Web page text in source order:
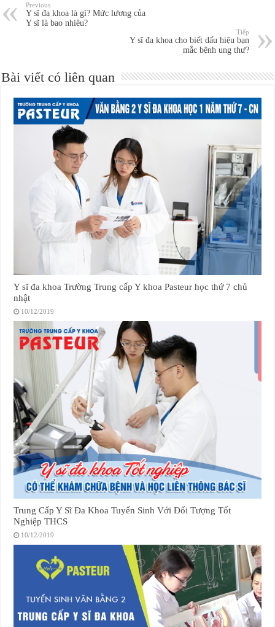
Previous
Y sĩ đa khoa là gì? Mức lương của
Y sĩ là bao nhiêu?
Tiếp
Y sĩ đa khoa cho biết dấu hiệu bạn
mắc bệnh ung thư?
Bài viết có liên quan
Y sĩ đa khoa Trường Trung cấp Y khoa Pasteur học thứ 7 chủ
nhật
10/12/2019
Trung Cấp Y Sĩ Đa Khoa Tuyển Sinh Với Đối Tượng Tốt
Nghiệp THCS
10/12/2019